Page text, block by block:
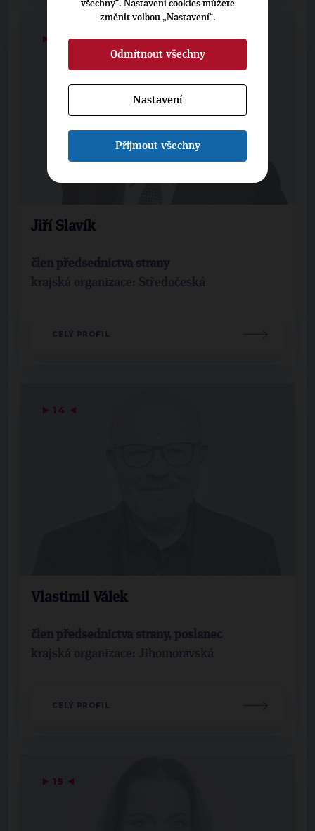
▶ ◀
Jiří Slavík
člen předsednictva strany
krajská organizace: Středočeská
CELÝ PROFIL
▶ 14 ◀
Vlastimil Válek
člen předsednictva strany, poslanec
krajská organizace: Jihomoravská
CELÝ PROFIL
▶ 15 ◀
všechny“. Nastavení cookies můžete
změnit volbou „Nastavení“.
Odmítnout všechny
Nastavení
Přijmout všechny